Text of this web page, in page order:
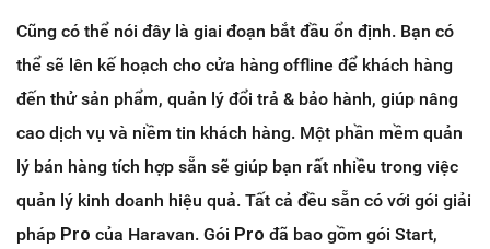
Cũng có thể nói đây là giai đoạn bắt đầu ổn định. Bạn có
thể sẽ lên kế hoạch cho cửa hàng offline để khách hàng
đến thử sản phẩm, quản lý đổi trả & bảo hành, giúp nâng
cao dịch vụ và niềm tin khách hàng. Một phần mềm quản
lý bán hàng tích hợp sẵn sẽ giúp bạn rất nhiều trong việc
quản lý kinh doanh hiệu quả. Tất cả đều sẵn có với gói giải
pháp Pro của Haravan. Gói Pro đã bao gồm gói Start,